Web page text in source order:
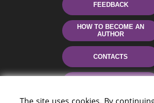
FEEDBACK
HOW TO BECOME AN
AUTHOR
CONTACTS